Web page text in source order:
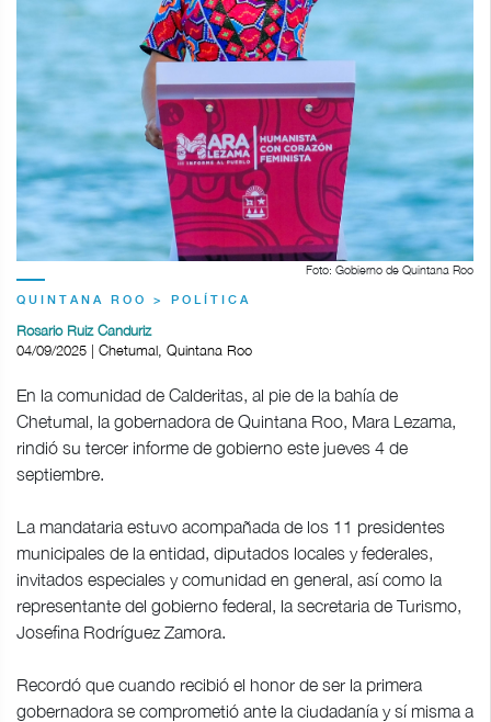
Foto: Gobierno de Quintana Roo
QUINTANA ROO > POLÍTICA
Rosario Ruiz Canduriz
04/09/2025 | Chetumal, Quintana Roo
En la comunidad de Calderitas, al pie de la bahía de
Chetumal, la gobernadora de Quintana Roo, Mara Lezama,
rindió su tercer informe de gobierno este jueves 4 de
septiembre.
La mandataria estuvo acompañada de los 11 presidentes
municipales de la entidad, diputados locales y federales,
invitados especiales y comunidad en general, así como la
representante del gobierno federal, la secretaria de Turismo,
Josefina Rodríguez Zamora.
Recordó que cuando recibió el honor de ser la primera
gobernadora se comprometió ante la ciudadanía y sí misma a